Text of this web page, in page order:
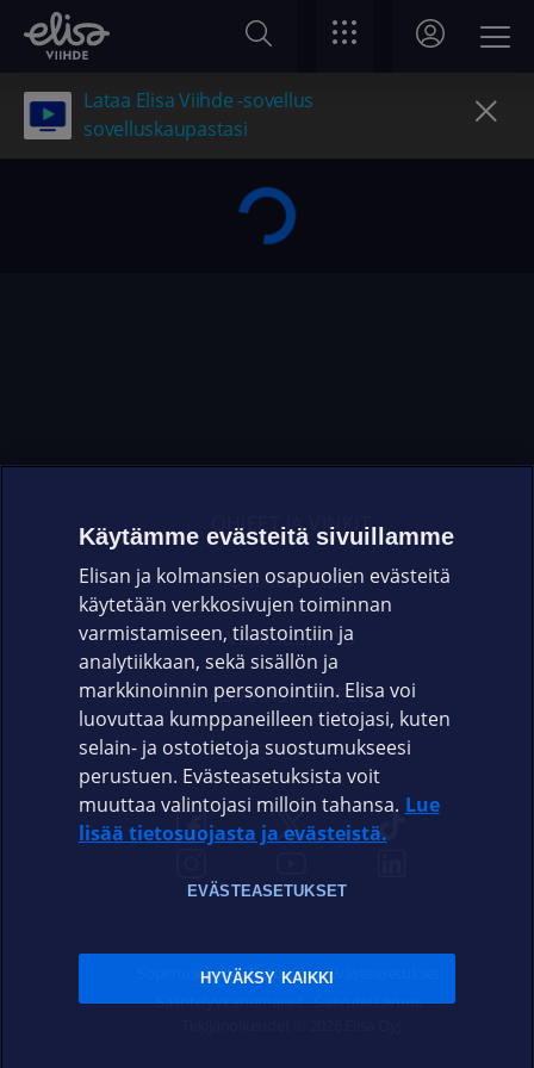
Lataa Elisa Viihde -sovellus
sovelluskaupastasi
OHJEET JA VINKIT
OMAYHTEISÖ
VIANSELVITYS
ASIAKASPALVELU
ELISA.FI
Sopimusehdot Tietosuoja Evästeasetukset
Sääntelyviranomaiset Saavutettavuus
Käytämme evästeitä sivuillamme
Elisan ja kolmansien osapuolien evästeitä
käytetään verkkosivujen toiminnan
varmistamiseen, tilastointiin ja
analytiikkaan, sekä sisällön ja
markkinoinnin personointiin. Elisa voi
luovuttaa kumppaneilleen tietojasi, kuten
selain- ja ostotietoja suostumukseesi
perustuen. Evästeasetuksista voit
muuttaa valintojasi milloin tahansa. Lue
lisää tietosuojasta ja evästeistä.
EVÄSTEASETUKSET
HYVÄKSY KAIKKI